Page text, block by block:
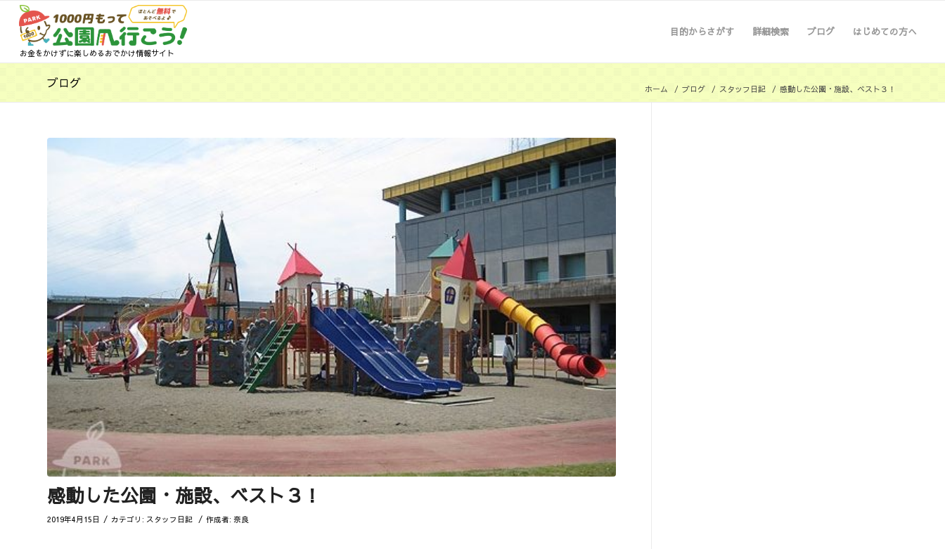
お金をかけずに楽しめるおでかけ情報サイト
目的からさがす 詳細検索 ブログ はじめての方へ
ブログ ホーム / ブログ / スタッフ日記 / 感動した公園・施設、ベスト３！
感動した公園・施設、ベスト３！
2019年4月15日 / カテゴリ: スタッフ日記 / 作成者: 奈良